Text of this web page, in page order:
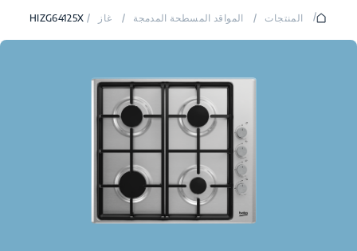
/ المنتجات / المواقد المسطحة المدمجة / غاز /
HIZG64125X